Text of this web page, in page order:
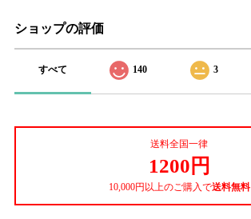
ショップの評価
すべて 140 3
送料全国一律
1200円
10,000円以上のご購入で送料無料